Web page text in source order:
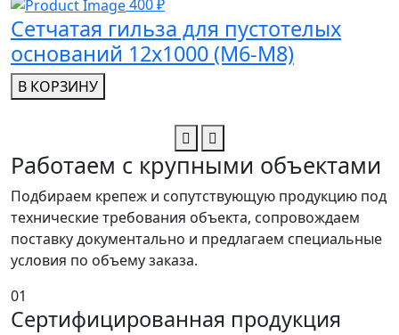
400 ₽
Сетчатая гильза для пустотелых
оснований 12х1000 (М6-М8)
В КОРЗИНУ
Работаем с крупными объектами
Подбираем крепеж и сопутствующую продукцию под
технические требования объекта, сопровождаем
поставку документально и предлагаем специальные
условия по объему заказа.
01
Сертифицированная продукция